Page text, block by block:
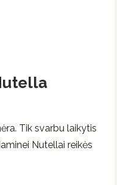
Tik svarbu laikytis
Nutellai reikės